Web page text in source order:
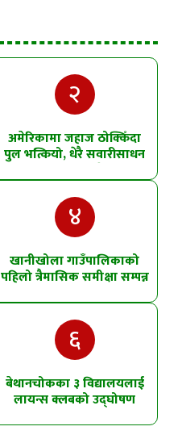
२
अमेरिकामा जहाज ठोक्किँदा
पुल भत्कियो, धेरै सवारीसाधन
४
खानीखोला गाउँपालिकाको
पहिलो त्रैमासिक समीक्षा सम्पन्न
६
बेथानचोकका ३ विद्यालयलाई
लायन्स क्लबको उद्घोषण